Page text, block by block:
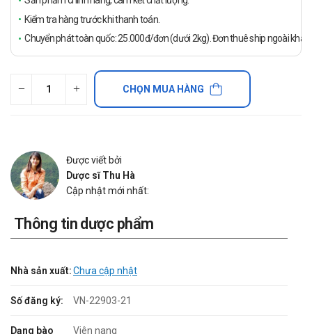
Kiểm tra hàng trước khi thanh toán.
Chuyển phát toàn quốc: 25.000đ/đơn (dưới 2kg). Đơn thuê ship ngoài
CHỌN MUA HÀNG
Được viết bởi
Dược sĩ Thu Hà
Cập nhật mới nhất:
Thông tin dược phẩm
Nhà sản xuất:Chưa cập nhật
Số đăng ký: VN-22903-21
Dạng bào
Viên nang